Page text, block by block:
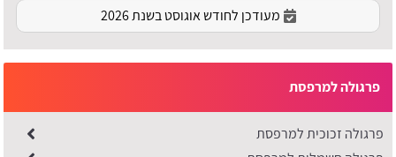
מעודכן לחודש אוגוסט בשנת 2026
פרגולה למרפסת
פרגולה זכוכית למרפסת